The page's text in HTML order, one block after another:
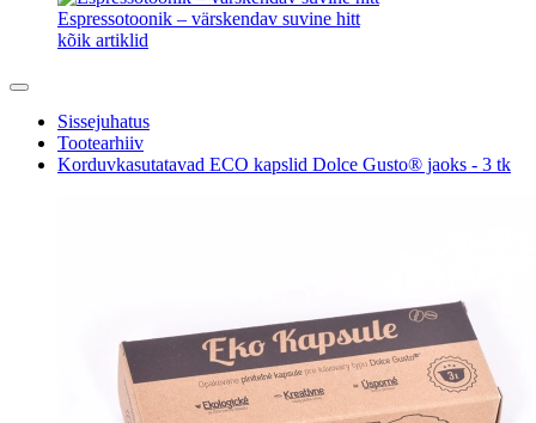
Espressotoonik – värskendav suvine hitt
kõik artiklid
Sissejuhatus
Tootearhiiv
Korduvkasutatavad ECO kapslid Dolce Gusto® jaoks - 3 tk